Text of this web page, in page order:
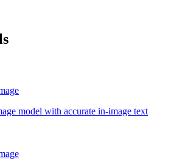
model with accurate in-image text